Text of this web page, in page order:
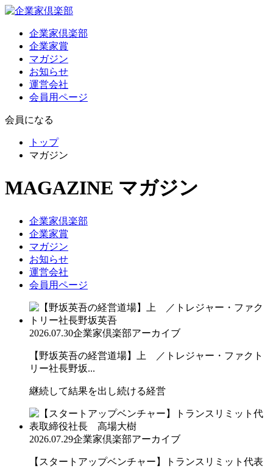
企業家倶楽部
企業家賞
マガジン
お知らせ
運営会社
会員用ページ
会員になる
トップ
マガジン
MAGAZINE マガジン
企業家倶楽部
企業家賞
マガジン
お知らせ
運営会社
会員用ページ
2026.07.30企業家倶楽部アーカイブ
【野坂英吾の経営道場】上 ／トレジャー・ファクト
リー社長野坂...
継続して結果を出し続ける経営
2026.07.29企業家倶楽部アーカイブ
【スタートアップベンチャー】トランスリミット代表